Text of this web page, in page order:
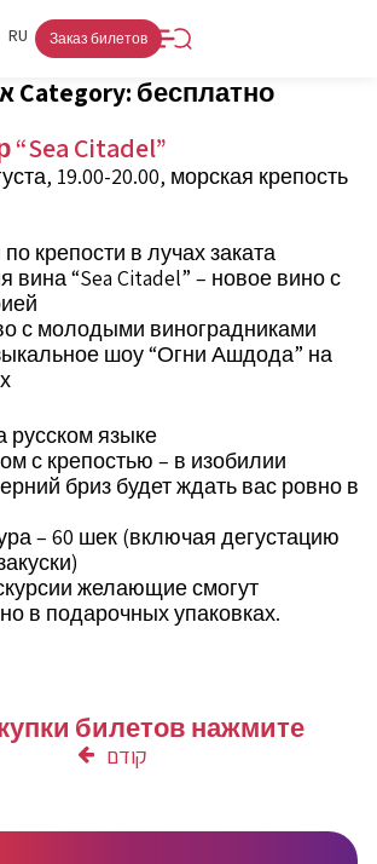
RU
HE
Заказ билетов
אירועים Category: бесплатно
Citadel”
19.00-20.00, морская крепость
крепости в лучах заката
вина “Sea Citadel” – новое вино с
с молодыми виноградниками
шоу “Огни Ашдода” на
русском языке
с крепостью – в изобилии
бриз будет ждать вас ровно в
– 60 шек (включая дегустацию
желающие смогут
в подарочных упаковках.
билетов нажмите
קודם